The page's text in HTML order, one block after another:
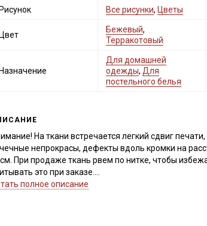
Рисунок Все рисунки, Цветы
Цвет
Бежевый,
Терракотовый
Назначение
Для домашней
одежды, Для
постельного белья
На ткани встречается легкий сдвиг
непрокрасы, дефекты вдоль кромки на
При продаже ткань рвем по нитке, чтобы
это при заказе.
полное описание